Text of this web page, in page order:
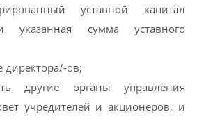
уставной капитал
указанная сумма уставного
директора/-ов;
другие органы управления
учредителей и акционеров, и